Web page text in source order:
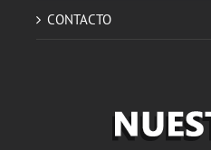
CONTACTO